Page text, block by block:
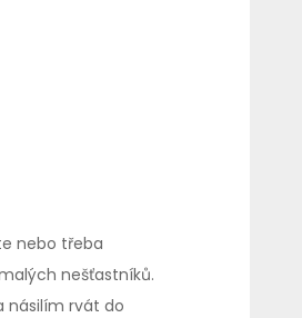
nebo třeba
nešťastníků.
násilím rvát do